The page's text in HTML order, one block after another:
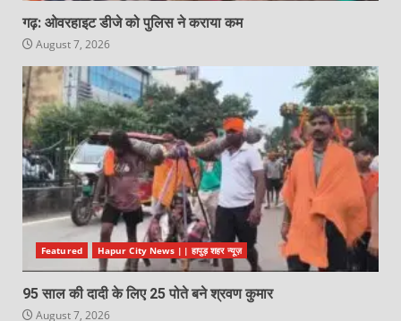
गढ़: ओवरहाइट डीजे को पुलिस ने कराया कम
August 7, 2026
Featured Hapur City News || हापुड़ शहर न्यूज़
95 साल की दादी के लिए 25 पोते बने श्रवण कुमार
August 7, 2026